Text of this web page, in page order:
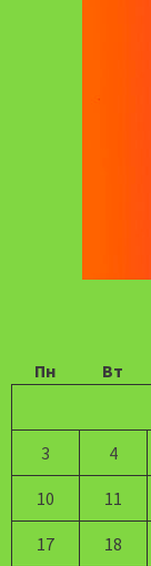
Пн
Вт
3 4
10 11
17 18